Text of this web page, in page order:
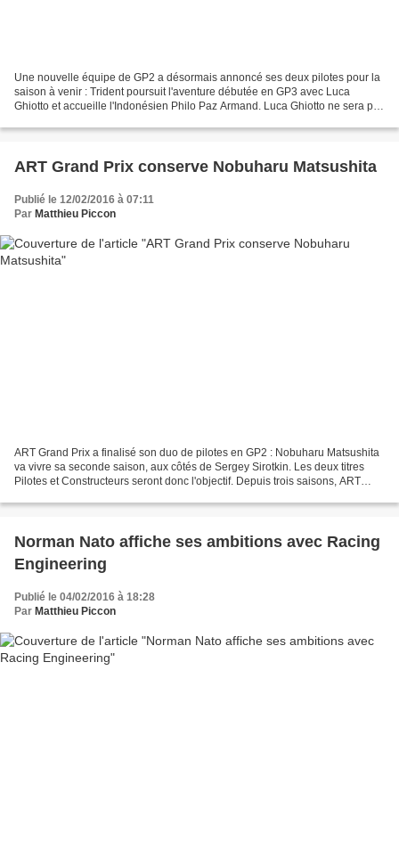
Une nouvelle équipe de GP2 a désormais annoncé ses deux pilotes pour la
saison à venir : Trident poursuit l'aventure débutée en GP3 avec Luca
Ghiotto et accueille l'Indonésien Philo Paz Armand. Luca Ghiotto ne sera pas
ART Grand Prix conserve Nobuharu Matsushita
Publié le 12/02/2016 à 07:11
Par Matthieu Piccon
ART Grand Prix a finalisé son duo de pilotes en GP2 : Nobuharu Matsushita
va vivre sa seconde saison, aux côtés de Sergey Sirotkin. Les deux titres
Pilotes et Constructeurs seront donc l'objectif. Depuis trois saisons, ART
Norman Nato affiche ses ambitions avec Racing
Engineering
Publié le 04/02/2016 à 18:28
Par Matthieu Piccon